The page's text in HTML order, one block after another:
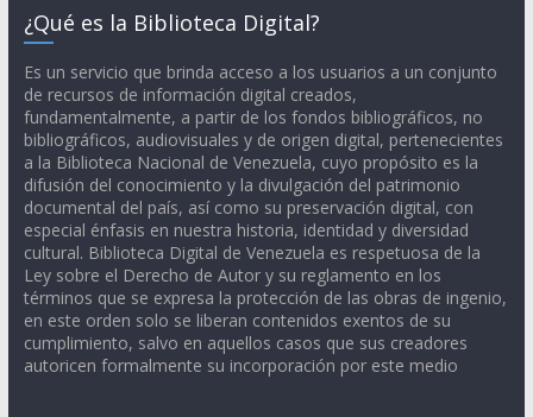
¿Qué es la Biblioteca Digital?
Es un servicio que brinda acceso a los usuarios a un conjunto
de recursos de información digital creados,
fundamentalmente, a partir de los fondos bibliográficos, no
bibliográficos, audiovisuales y de origen digital, pertenecientes
a la Biblioteca Nacional de Venezuela, cuyo propósito es la
difusión del conocimiento y la divulgación del patrimonio
documental del país, así como su preservación digital, con
especial énfasis en nuestra historia, identidad y diversidad
cultural. Biblioteca Digital de Venezuela es respetuosa de la
Ley sobre el Derecho de Autor y su reglamento en los
términos que se expresa la protección de las obras de ingenio,
en este orden solo se liberan contenidos exentos de su
cumplimiento, salvo en aquellos casos que sus creadores
autoricen formalmente su incorporación por este medio